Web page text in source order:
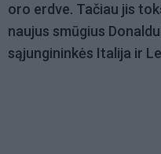
oro erdve. Tačiau jis
naujus smūgius
sąjungininkės Italija ir